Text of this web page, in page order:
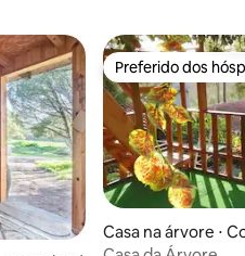
Preferido dos
Preferido dos
Casa na árvore ⋅